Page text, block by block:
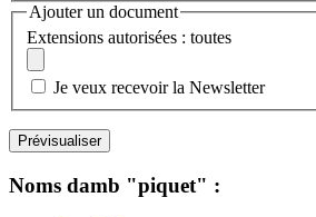
Ajouter un document
Extensions autorisées : toutes
Je veux recevoir la Newsletter
Noms damb "piquet" :